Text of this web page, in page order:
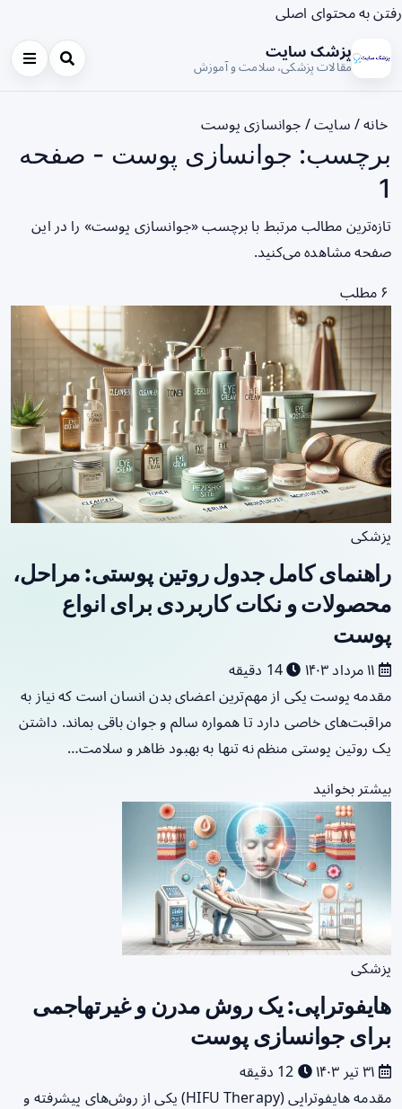
رفتن به محتوای اصلی
پزشک سایت
مقالات پزشکی، سلامت و آموزش
خانه/ سایت/ جوانسازی پوست
برچسب: جوانسازی پوست - صفحه
1
تازه‌ترین مطالب مرتبط با برچسب «جوانسازی پوست» را در این
صفحه مشاهده می‌کنید.
۶ مطلب
پزشکی
راهنمای کامل جدول روتین پوستی: مراحل،
محصولات و نکات کاربردی برای انواع
پوست
14 دقیقه
مقدمه پوست یکی از مهم‌ترین اعضای بدن انسان است که نیاز به
مراقبت‌های خاصی دارد تا همواره سالم و جوان باقی بماند. داشتن
یک روتین پوستی منظم نه تنها به بهبود ظاهر و سلامت…
بیشتر بخوانید
پزشکی
هایفوتراپی: یک روش مدرن و غیرتهاجمی
برای جوانسازی پوست
مقدمه هایفوتراپی (HIFU Therapy) یکی از روش‌های پیشرفته و